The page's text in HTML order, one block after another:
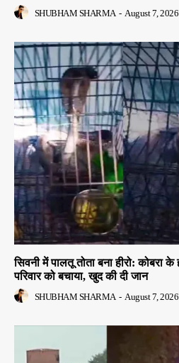
SHUBHAM SHARMA - August 7, 2026
सिवनी में पालतू तोता बना हीरो:
परिवार को बचाया, खुद की दी जान
SHUBHAM SHARMA - August 7, 2026